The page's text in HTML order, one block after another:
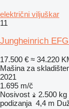
električni viljuškar
11
Jungheinrich
17.500 € ≈ 34.220
Mašina za
2021
1.695 m/č
Nosivost
2.500 kg
podizanja 4,4 m